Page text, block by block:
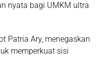
nyata bagi UMKM ultra
Patria Ary, menegaskan
memperkuat sisi